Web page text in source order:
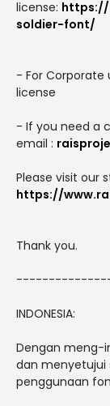
license:
soldier-font/
- For Corporate
license
- If you need a
email :
Please visit our
https://
Thank you.
INDONESIA:
Dengan meng-
dan menyetujui
penggunaan